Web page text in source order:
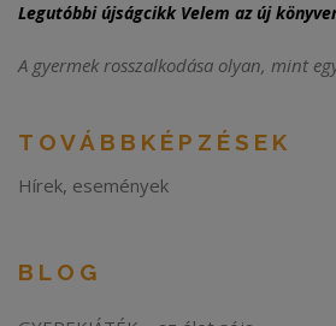
Legutóbbi újságcikk Velem az új
A gyermek rosszalkodása olyan, mint
TOVÁBBKÉPZÉSEK
Hírek, események
BLOG